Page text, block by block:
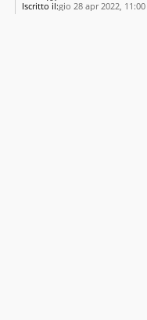
Iscritto il:gio 28 apr 2022, 11:00